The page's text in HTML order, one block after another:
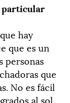
hay
que es un
personas
que
No es fácil
al sol.